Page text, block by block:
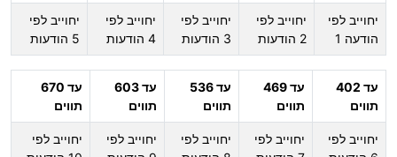
יחוייב לפי
הודעה 1
יחוייב לפי
2 הודעות
יחוייב לפי
3 הודעות
יחוייב לפי
4 הודעות
יחוייב לפי
5 הודעות
עד 402
תווים
עד 469
תווים
עד 536
תווים
עד 603
תווים
עד 670
תווים
יחוייב לפי
יחוייב לפי
יחוייב לפי
יחוייב לפי
יחוייב לפי